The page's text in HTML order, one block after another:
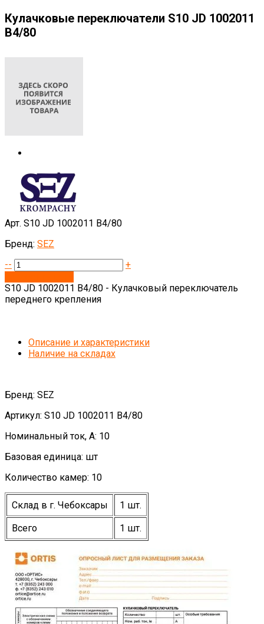
Кулачковые переключатели S10 JD 1002011
B4/80
Арт. S10 JD 1002011 B4/80
Бренд: SEZ
--
+
S10 JD 1002011 B4/80 - Кулачковый переключатель
переднего крепления
Описание и характеристики
Наличие на складах
Бренд: SEZ
Артикул: S10 JD 1002011 B4/80
Номинальный ток, А: 10
Базовая единица: шт
Количество камер: 10
Склад в г. Чебоксары 1 шт.
Всего 1 шт.